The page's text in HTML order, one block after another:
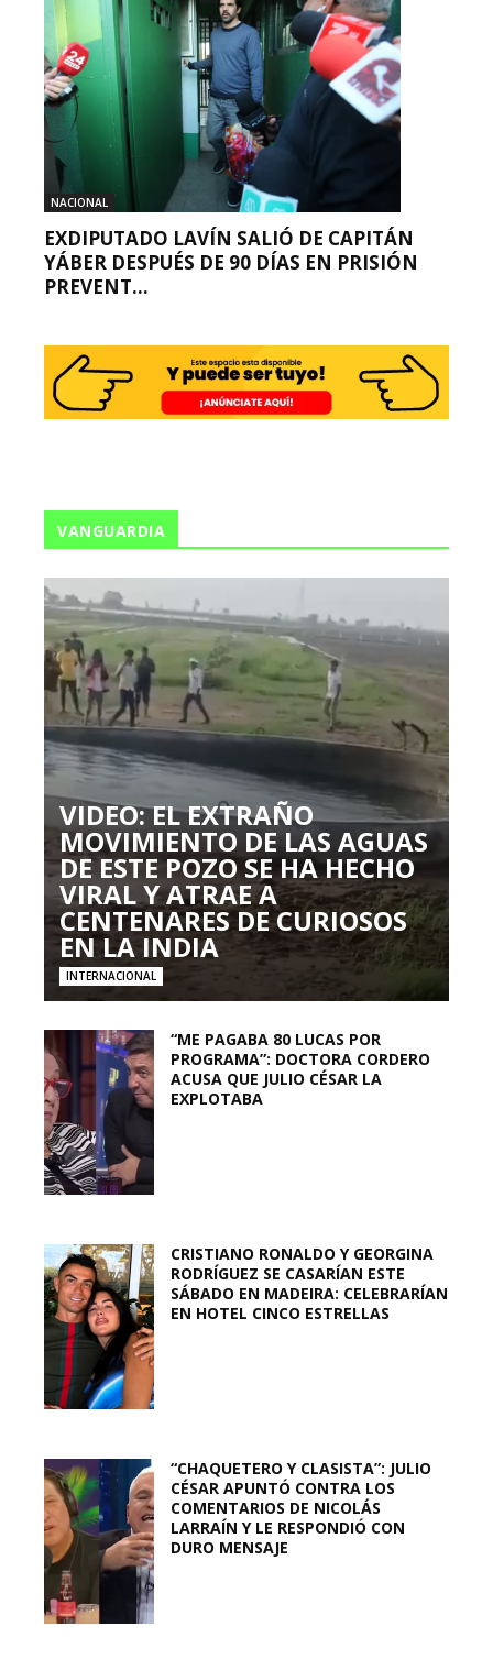
NACIONAL
EXDIPUTADO LAVÍN SALIÓ DE CAPITÁN
YÁBER DESPUÉS DE 90 DÍAS EN PRISIÓN
PREVENT...
VANGUARDIA
VIDEO: EL EXTRAÑO
MOVIMIENTO DE LAS AGUAS
DE ESTE POZO SE HA HECHO
VIRAL Y ATRAE A
CENTENARES DE CURIOSOS
EN LA INDIA
INTERNACIONAL
“ME PAGABA 80 LUCAS POR
PROGRAMA”: DOCTORA CORDERO
ACUSA QUE JULIO CÉSAR LA
EXPLOTABA
CRISTIANO RONALDO Y GEORGINA
RODRÍGUEZ SE CASARÍAN ESTE
SÁBADO EN MADEIRA: CELEBRARÍAN
EN HOTEL CINCO ESTRELLAS
“CHAQUETERO Y CLASISTA”: JULIO
CÉSAR APUNTÓ CONTRA LOS
COMENTARIOS DE NICOLÁS
LARRAÍN Y LE RESPONDIÓ CON
DURO MENSAJE